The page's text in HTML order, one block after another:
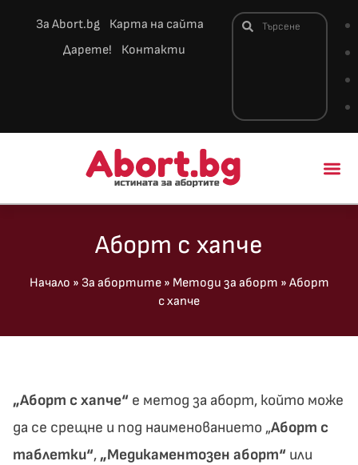
За Abort.bg
Карта на сайта
Дарете!
Контакти
Аборт с хапче
Начало » За абортите» Методи за аборт » Аборт
с хапче
„Аборт с хапче“ е метод за аборт, който може
да се срещне и под наименованието „Аборт с
таблетки“, „Медикаментозен аборт“ или